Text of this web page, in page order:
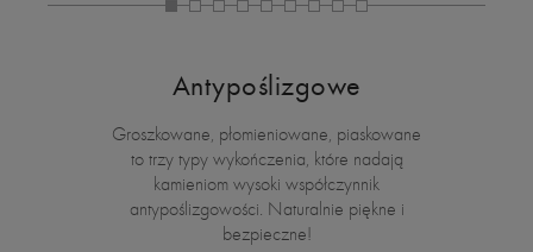
Antypoślizgowe
Groszkowane, płomieniowane, piaskowane
to trzy typy wykończenia, które nadają
kamieniom wysoki współczynnik
antypoślizgowości. Naturalnie piękne i
bezpieczne!